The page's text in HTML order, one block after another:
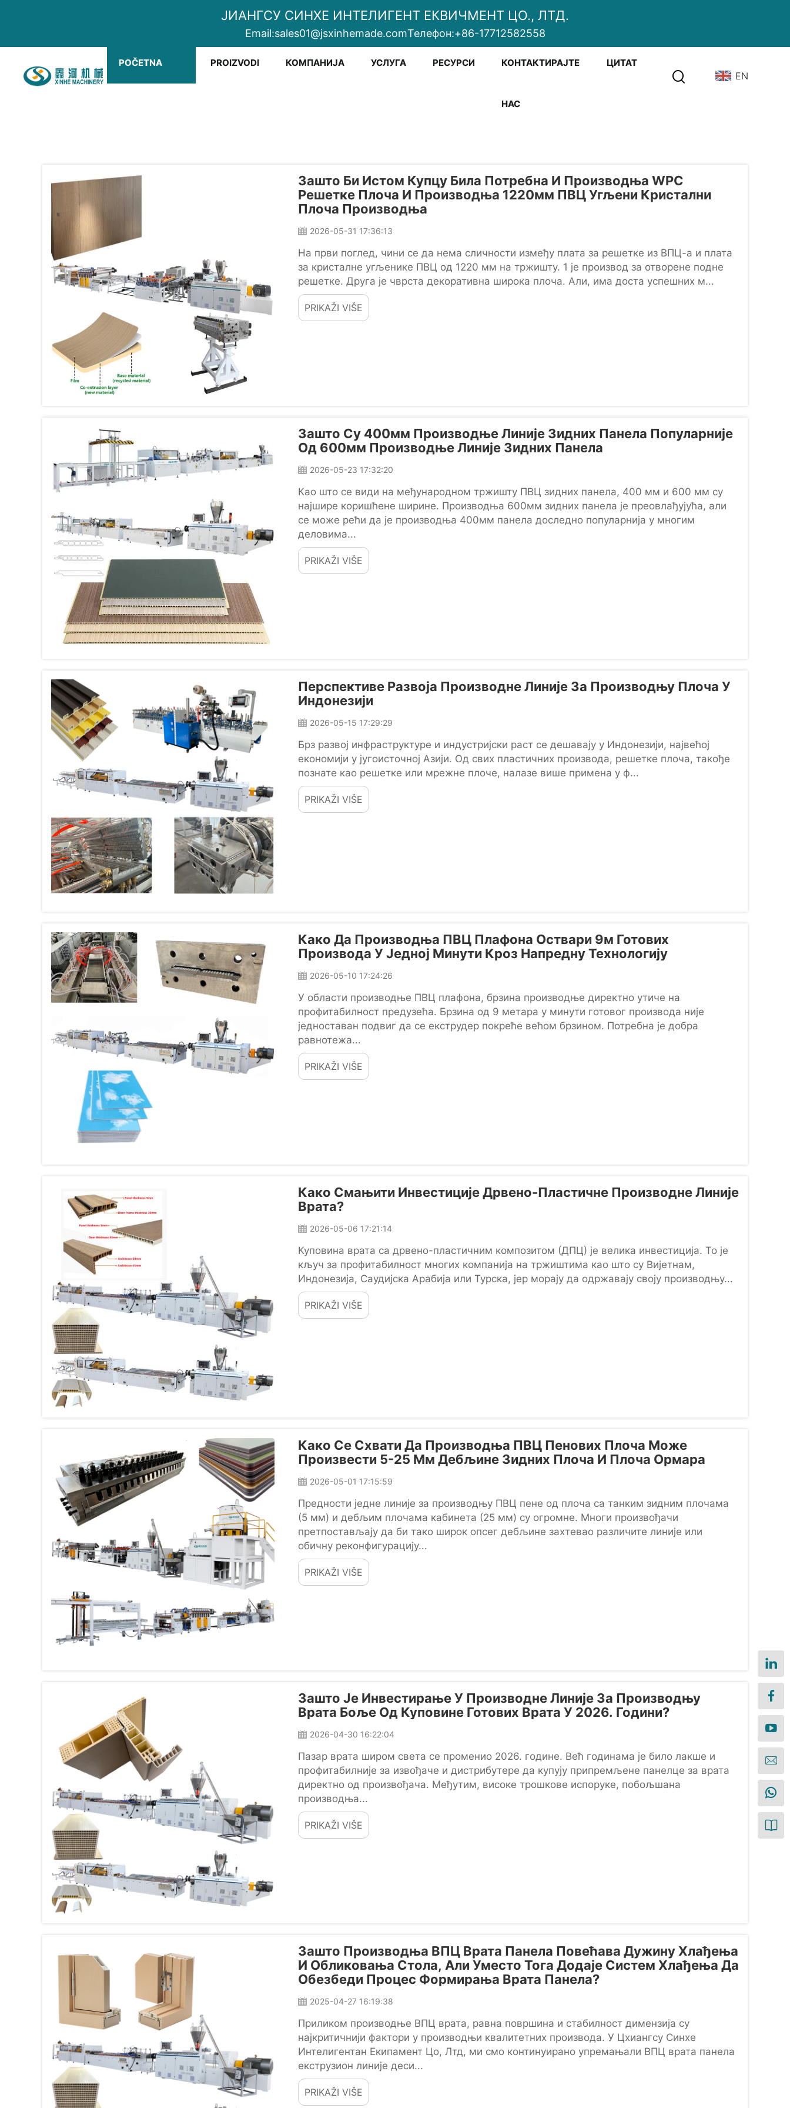
ЈИАНГСУ СИНХЕ ИНТЕЛИГЕНТ ЕКВИЧМЕНТ ЦО., ЛТД.
Email:sales01@jsxinhemade.comТелефон:+86-17712582558
POČETNA PROIZVODI КОМПАНИЈА УСЛУГА РЕСУРСИ КОНТАКТИРАЈТЕ
НАС
ЦИТАТ
EN
Зашто Би Истом Купцу Била Потребна И Производња WPC
Решетке Плоча И Производња 1220мм ПВЦ Угљени Кристални
Плоча Производња
2026-05-31 17:36:13
На први поглед, чини се да нема сличности између плата за решетке из ВПЦ-а и плата
за кристалне угљенике ПВЦ од 1220 мм на тржишту. 1 је производ за отворене подне
решетке. Друга је чврста декоративна широка плоча. Али, има доста успешних м...
PRIKAŽI VIŠE
Зашто Су 400мм Производње Линије Зидних Панела Популарније
Од 600мм Производње Линије Зидних Панела
2026-05-23 17:32:20
Као што се види на међународном тржишту ПВЦ зидних панела, 400 мм и 600 мм су
најшире коришћене ширине. Производња 600мм зидних панела је преовлађујућа, али
се може рећи да је производња 400мм панела доследно популарнија у многим
деловима...
PRIKAŽI VIŠE
Перспективе Развоја Производне Линије За Производњу Плоча У
Индонезији
2026-05-15 17:29:29
Брз развој инфраструктуре и индустријски раст се дешавају у Индонезији, највећој
економији у југоисточној Азији. Од свих пластичних производа, решетке плоча, такође
познате као решетке или мрежне плоче, налазе више примена у ф...
PRIKAŽI VIŠE
Како Да Производња ПВЦ Плафона Оствари 9м Готових
Производа У Једној Минути Кроз Напредну Технологију
2026-05-10 17:24:26
У области производње ПВЦ плафона, брзина производње директно утиче на
профитабилност предузећа. Брзина од 9 метара у минути готовог производа није
једноставан подвиг да се екструдер покреће већом брзином. Потребна је добра
равнотежа...
PRIKAŽI VIŠE
Како Смањити Инвестиције Дрвено-Пластичне Производне Линије
Врата?
2026-05-06 17:21:14
Куповина врата са дрвено-пластичним композитом (ДПЦ) је велика инвестиција. То је
кључ за профитабилност многих компанија на тржиштима као што су Вијетнам,
Индонезија, Саудијска Арабија или Турска, јер морају да одржавају своју производњу...
PRIKAŽI VIŠE
Како Се Схвати Да Производња ПВЦ Пенових Плоча Може
Произвести 5-25 Мм Дебљине Зидних Плоча И Плоча Ормара
2026-05-01 17:15:59
Предности једне линије за производњу ПВЦ пене од плоча са танким зидним плочама
(5 мм) и дебљим плочама кабинета (25 мм) су огромне. Многи произвођачи
претпостављају да би тако широк опсег дебљине захтевао различите линије или
обичну реконфигурацију...
PRIKAŽI VIŠE
Зашто Је Инвестирање У Производне Линије За Производњу
Врата Боље Од Куповине Готових Врата У 2026. Години?
2026-04-30 16:22:04
Пазар врата широм света се променио 2026. године. Већ годинама је било лакше и
профитабилније за извођаче и дистрибутере да купују припремљене панелце за врата
директно од произвођача. Међутим, високе трошкове испоруке, побољшана
производња...
PRIKAŽI VIŠE
Зашто Производња ВПЦ Врата Панела Повећава Дужину Хлађења
И Обликовања Стола, Али Уместо Тога Додаје Систем Хлађења Да
Обезбеди Процес Формирања Врата Панела?
2025-04-27 16:19:38
Приликом производње ВПЦ врата, равна површина и стабилност димензија су
најкритичнији фактори у производњи квалитетних производа. У Цхиангсу Синхе
Интелигентан Екипамент Цо, Лтд, ми смо континуирано упремањали ВПЦ врата панела
екструзион линије деси...
PRIKAŽI VIŠE